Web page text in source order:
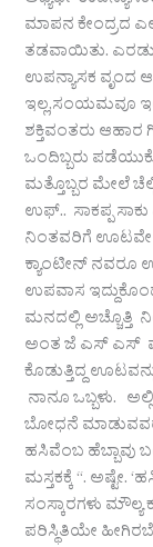
ಮಾಪನ ಕೇಂದ್ರದ
ತಡವಾಯಿತು.
ಉಪನ್ಯಾಸಕ ವೃಂದ
ಇಲ್ಲ,ಸಂಯಮವೂ
ಶಕ್ತಿವಂತರು ಆಹಾರ
ಒಂದಿಬ್ಬರು
ಮತ್ತೊಬ್ಬರ ಮೇಲೆ
ಉಫ್.. ಸಾಕಪ್ಪ
ನಿಂತವರಿಗೆ ಊಟವೇ
ಕ್ಯಾಂಟೀನ್
ಉಪವಾಸ
ಮನದಲ್ಲಿ ಅಚ್ಚೊತ್ತಿ
ಅಂತ ಜೆ ಎಸ್ ಎಸ್
ಕೊಡುತ್ತಿದ್ದ
ನಾನೂ ಒಬ್ಬಳು.
ಬೋಧನೆ
ಹಸಿವೆಂಬ ಹೆಬ್ಬಾವು
ಮಸ್ತಕಕ್ಕೆ “. ಅಷ್ಟೇ.
ಸಂಸ್ಕಾರಗಳು ಮೌಲ್ಯ
ಪರಿಸ್ಥಿತಿಯೇ